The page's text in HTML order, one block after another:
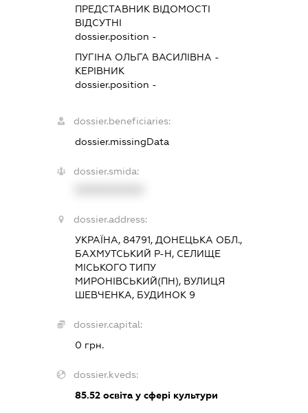
ПРЕДСТАВНИК ВІДОМОСТІ
ВІДСУТНІ
dossier.position -
ПУГІНА ОЛЬГА ВАСИЛІВНА -
КЕРІВНИК
dossier.position -
dossier.beneficiaries:
dossier.missingData
dossier.smida:
dossier.address:
УКРАЇНА, 84791, ДОНЕЦЬКА ОБЛ.,
БАХМУТСЬКИЙ Р-Н, СЕЛИЩЕ
МІСЬКОГО ТИПУ
МИРОНІВСЬКИЙ(ПН), ВУЛИЦЯ
ШЕВЧЕНКА, БУДИНОК 9
dossier.capital:
0 грн.
dossier.kveds:
85.52освіта у сфері культури